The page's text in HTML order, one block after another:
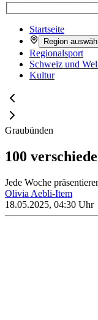
Startseite
Region
Regionalsport
Schweiz und
Kultur
Graubünden
100
Jede Woche
Olivia Aebli-Item
18.05.2025, 04:30 Uhr